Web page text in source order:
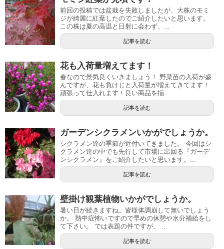
前回の投稿では盆栽を失敗しましたが、大株のモミ
ジが綺麗に紅葉したのでご紹介したいと思います。
この株は夏の高温と日射に会わず、...
記事を読む
花も入荷量増えてます！
春なので景気良くいきましょう！ 野菜苗の入荷が盛
んですが、花も負けじと入荷量が増えてきてます！
頑張って仕入れます！良い商品を揃...
記事を読む
ガーデンシクラメンいかがでしょうか。
シクラメン達の季節が近付いてきました。 今回はシ
クラメン達の中でも先行して市場に出回る『ガーデ
ンシクラメン』をご紹介したいと思います。...
記事を読む
壁掛け観葉植物いかがでしょうか。
暑い日が続きますね。皆様体調崩して無いでしょう
か。 熱中症怖いですので早めの休憩や水分補給をし
て下さい。 では表題の件ですが、 ...
記事を読む